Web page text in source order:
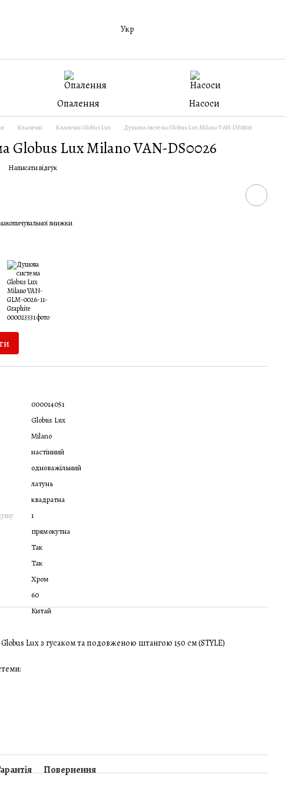
Укр
Опалення Насоси
Класичні Класичні Globus Lux Душова система Globus Lux Milano VAN-DS0026
Globus Lux Milano VAN-DS0026
Написати відгук
знижки
000014051
Globus Lux
Milano
настінний
одноважільний
латунь
квадратна
1
прямокутна
Так
Так
Хром
60
Китай
Lux з гусаком та подовженою штангою 150 см (STYLE)
Повернення